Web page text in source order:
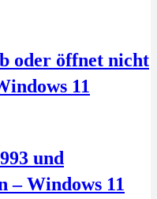
oder öffnet nicht
11
und
– Windows 11